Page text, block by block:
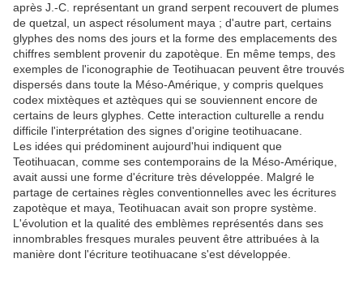
après J.-C. représentant un grand serpent recouvert de plumes
de quetzal, un aspect résolument maya ; d'autre part, certains
glyphes des noms des jours et la forme des emplacements des
chiffres semblent provenir du zapotèque. En même temps, des
exemples de l'iconographie de Teotihuacan peuvent être trouvés
dispersés dans toute la Méso-Amérique, y compris quelques
codex mixtèques et aztèques qui se souviennent encore de
certains de leurs glyphes. Cette interaction culturelle a rendu
difficile l'interprétation des signes d'origine teotihuacane.
Les idées qui prédominent aujourd'hui indiquent que
Teotihuacan, comme ses contemporains de la Méso-Amérique,
avait aussi une forme d'écriture très développée. Malgré le
partage de certaines règles conventionnelles avec les écritures
zapotèque et maya, Teotihuacan avait son propre système.
L'évolution et la qualité des emblèmes représentés dans ses
innombrables fresques murales peuvent être attribuées à la
manière dont l'écriture teotihuacane s'est développée.